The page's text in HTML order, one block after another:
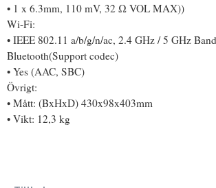
• 1 x 6.3mm, 110 mV, 32 Ω VOL MAX))
Wi-Fi:
• IEEE 802.11 a/b/g/n/ac, 2.4 GHz / 5 GHz Band
Bluetooth(Support codec)
• Yes (AAC, SBC)
Övrigt:
• Mått: (BxHxD) 430x98x403mm
• Vikt: 12,3 kg